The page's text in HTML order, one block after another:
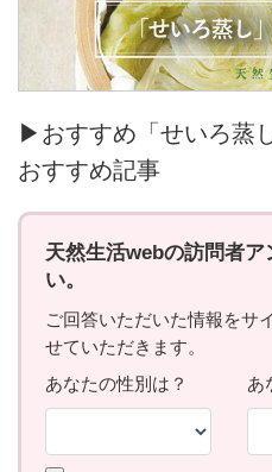
▶おすすめ「せいろ蒸
おすすめ記事